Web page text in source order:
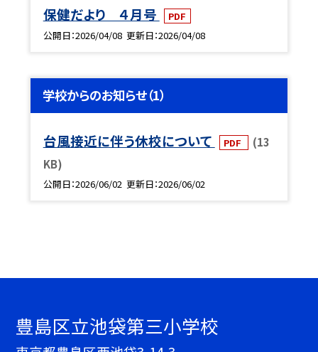
保健だより ４月号
PDF
公開日 2026/04/08 更新日 2026/04/08
学校からのお知らせ（1）
台風接近に伴う休校について PDF
(13
KB)
公開日 2026/06/02 更新日 2026/06/02
豊島区立池袋第三小学校